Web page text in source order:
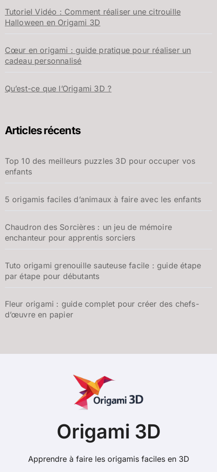
Tutoriel Vidéo : Comment réaliser une citrouille
Halloween en Origami 3D
Cœur en origami : guide pratique pour réaliser un
cadeau personnalisé
Qu’est-ce que l’Origami 3D ?
Articles récents
Top 10 des meilleurs puzzles 3D pour occuper vos
enfants
5 origamis faciles d’animaux à faire avec les enfants
Chaudron des Sorcières : un jeu de mémoire
enchanteur pour apprentis sorciers
Tuto origami grenouille sauteuse facile : guide étape
par étape pour débutants
Fleur origami : guide complet pour créer des chefs-
d’œuvre en papier
Origami 3D
Apprendre à faire les origamis faciles en 3D